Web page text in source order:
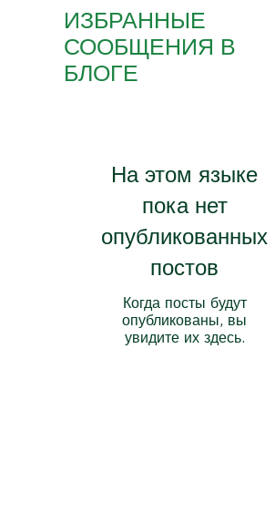
ИЗБРАННЫЕ
СООБЩЕНИЯ В
БЛОГЕ
На этом языке
пока нет
опубликованных
постов
Когда посты будут
опубликованы, вы
увидите их здесь.